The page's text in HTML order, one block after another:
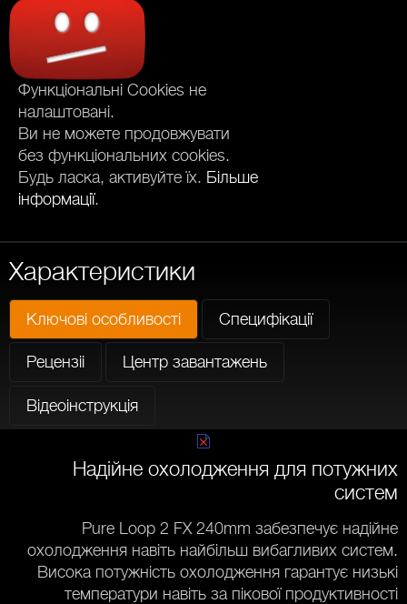
Функціональні Cookies не
налаштовані.
Ви не можете продовжувати
без функціональних cookies.
Будь ласка, активуйте їх. Більше
інформації.
Характеристики
Ключові особливості Специфікації
Рецензіі Центр завантажень
Відеоінструкція
Надійне охолодження для потужних
систем
Pure Loop 2 FX 240mm забезпечує надійне
охолодження навіть найбільш вибагливих систем.
Висока потужність охолодження гарантує низькі
температури навіть за пікової продуктивності